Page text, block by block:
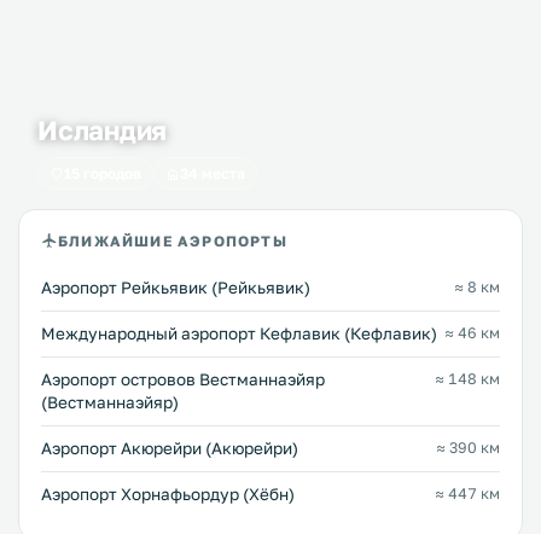
Исландия
БЛИЖАЙШИЕ АЭРОПОРТЫ
Аэропорт Рейкьявик (Рейкьявик) ≈ 8 км
Международный аэропорт Кефлавик (Кефлавик) ≈ 46 км
Аэропорт островов Вестманнаэйяр
(Вестманнаэйяр)
≈ 148 км
Аэропорт Акюрейри (Акюрейри) ≈ 390 км
Аэропорт Хорнафьордур (Хёбн) ≈ 447 км